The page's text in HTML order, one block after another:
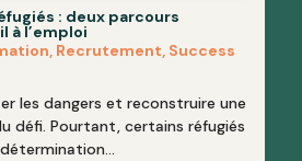
: deux parcours
à l’emploi
, Recrutement, Success
les dangers et reconstruire une
défi. Pourtant, certains réfugiés